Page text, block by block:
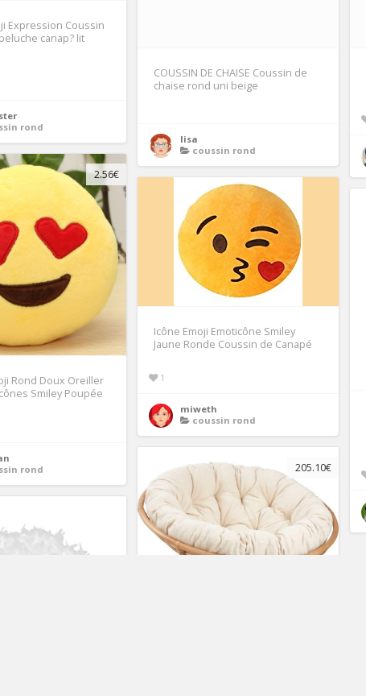
COUSSIN DE CHAISE Coussin de
chaise rond uni beige
lisa
coussin rond
Expression Coussin
canap? lit
rond
2.56€
Rond Doux Oreiller
Smiley Poupée
rond
Icône Emoji Emoticône Smiley
Jaune Ronde Coussin de Canapé
1
miweth
coussin rond
205.10€